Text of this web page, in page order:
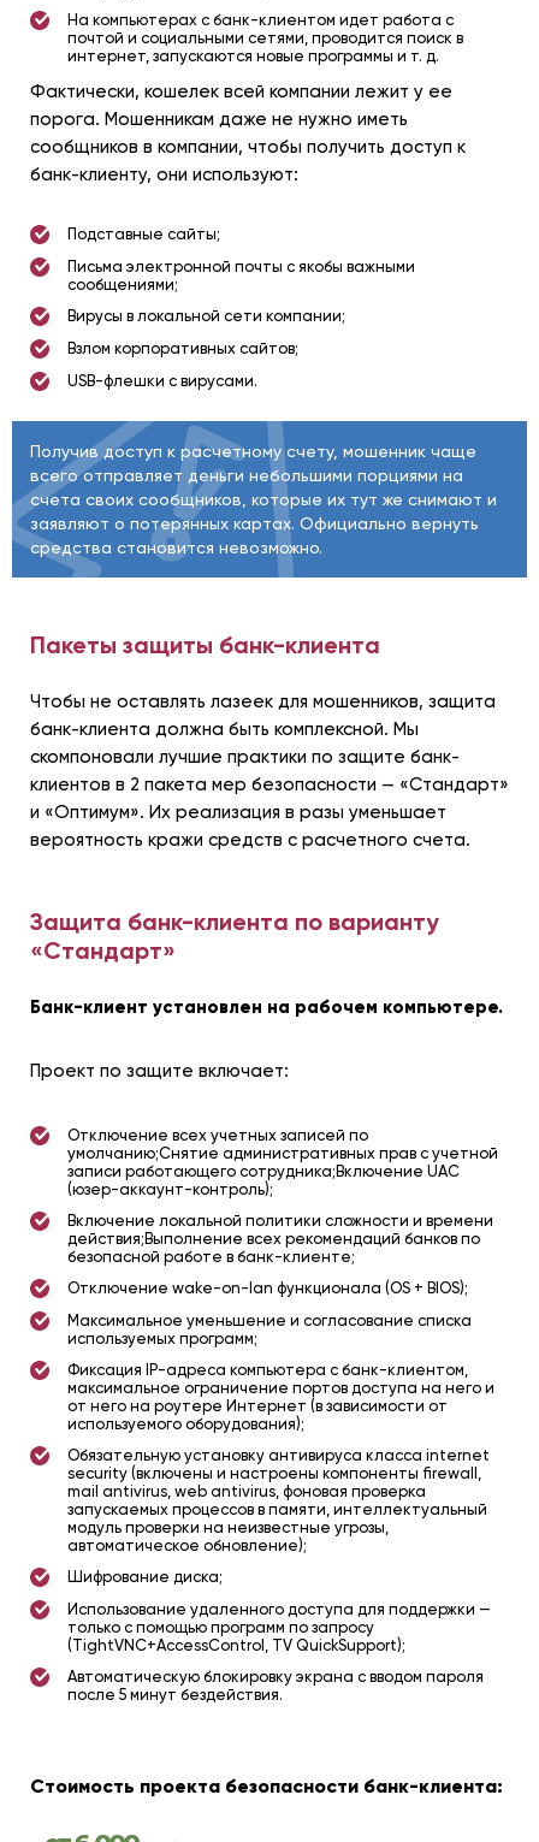
На компьютерах с банк-клиентом идет работа с
почтой и социальными сетями, проводится поиск в
интернет, запускаются новые программы и т. д.
Фактически, кошелек всей компании лежит у ее
порога. Мошенникам даже не нужно иметь
сообщников в компании, чтобы получить доступ к
банк-клиенту, они используют:
Подставные сайты;
Письма электронной почты с якобы важными
сообщениями;
Вирусы в локальной сети компании;
Взлом корпоративных сайтов;
USB-флешки с вирусами.
Получив доступ к расчетному счету, мошенник чаще
всего отправляет деньги небольшими порциями на
счета своих сообщников, которые их тут же снимают и
заявляют о потерянных картах. Официально вернуть
средства становится невозможно.
Пакеты защиты банк-клиента
Чтобы не оставлять лазеек для мошенников, защита
банк-клиента должна быть комплексной. Мы
скомпоновали лучшие практики по защите банк-
клиентов в 2 пакета мер безопасности — «Стандарт»
и «Оптимум». Их реализация в разы уменьшает
вероятность кражи средств с расчетного счета.
Защита банк-клиента по варианту
«Стандарт»
Банк-клиент установлен на рабочем компьютере.
Проект по защите включает:
Отключение всех учетных записей по
умолчанию;Снятие административных прав с учетной
записи работающего сотрудника;Включение UAC
(юзер-аккаунт-контроль);
Включение локальной политики сложности и времени
действия;Выполнение всех рекомендаций банков по
безопасной работе в банк-клиенте;
Отключение wake-on-lan функционала (OS + BIOS);
Максимальное уменьшение и согласование списка
используемых программ;
Фиксация IP-адреса компьютера с банк-клиентом,
максимальное ограничение портов доступа на него и
от него на роутере Интернет (в зависимости от
используемого оборудования);
Обязательную установку антивируса класса internet
security (включены и настроены компоненты firewall,
mail antivirus, web antivirus, фоновая проверка
запускаемых процессов в памяти, интеллектуальный
модуль проверки на неизвестные угрозы,
автоматическое обновление);
Шифрование диска;
Использование удаленного доступа для поддержки —
только с помощью программ по запросу
(TightVNC+AccessControl, TV QuickSupport);
Автоматическую блокировку экрана с вводом пароля
после 5 минут бездействия.
Стоимость проекта безопасности банк-клиента: